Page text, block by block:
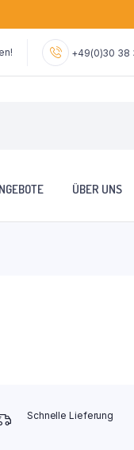
+49(0)30 38
ÜBER UNS
Schnelle Lieferung